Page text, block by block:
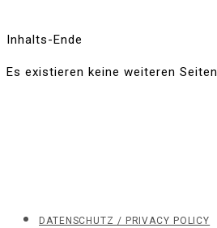
Inhalts-Ende
Es existieren keine weiteren Seiten
DATENSCHUTZ / PRIVACY POLICY